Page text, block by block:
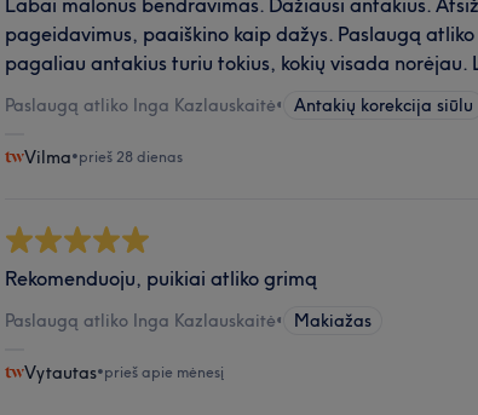
pageidavimus, paaiškino kaip dažys. Paslaugą
pagaliau antakius turiu tokius, kokių visada norėjau.
Paslaugą atliko Inga Kazlauskaitė• Antakių korekcija siūlu
Vilma•prieš 28 dienas
Rekomenduoju, puikiai atliko grimą
Paslaugą atliko Inga Kazlauskaitė• Makiažas
Vytautas•prieš apie mėnesį